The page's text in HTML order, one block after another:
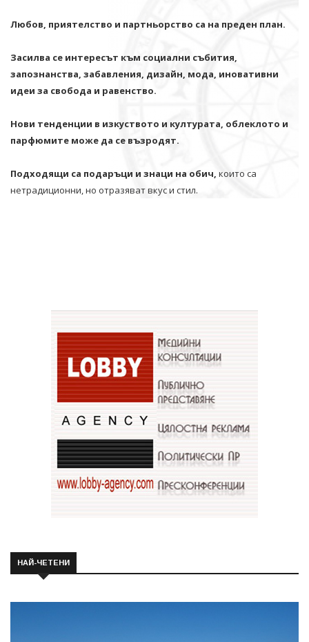
Любов, приятелство и партньорство са на преден план.
Засилва се интересът към социални събития,
запознанства, забавления, дизайн, мода, иновативни
идеи за свобода и равенство.
Нови тенденции в изкуството и културата, облеклото и
парфюмите може да се възродят.
Подходящи са подаръци и знаци на обич, които са
нетрадиционни, но отразяват вкус и стил.
НАЙ-ЧЕТЕНИ